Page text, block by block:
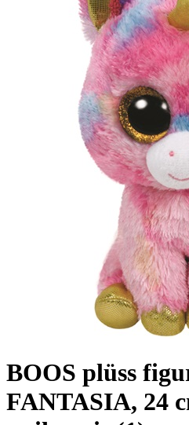
BOOS plüss
FANTASIA, 24